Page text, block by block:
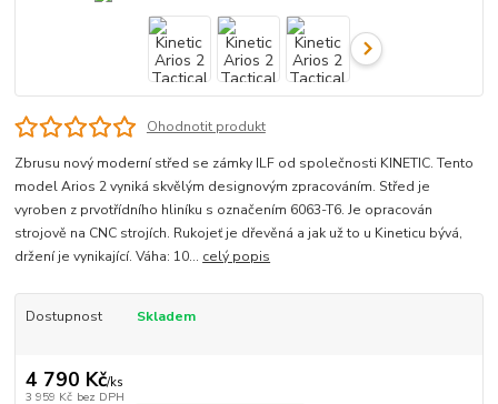
Ohodnotit produkt
Zbrusu nový moderní střed se zámky ILF od společnosti KINETIC. Tento
model Arios 2 vyniká skvělým designovým zpracováním. Střed je
vyroben z prvotřídního hliníku s označením 6063-T6. Je opracován
strojově na CNC strojích. Rukojeť je dřevěná a jak už to u Kineticu bývá,
držení je vynikající. Váha: 10... celý popis
Dostupnost Skladem
4 790 Kč/ks
3 959 Kč bez DPH